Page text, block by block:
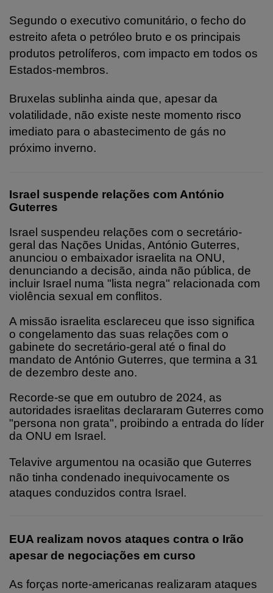
Segundo o executivo comunitário, o fecho do
estreito afeta o petróleo bruto e os principais
produtos petrolíferos, com impacto em todos os
Estados-membros.
Bruxelas sublinha ainda que, apesar da
volatilidade, não existe neste momento risco
imediato para o abastecimento de gás no
próximo inverno.
Israel suspende relações com António
Guterres
Israel suspendeu relações com o secretário-
geral das Nações Unidas, António Guterres,
anunciou o embaixador israelita na ONU,
denunciando a decisão, ainda não pública, de
incluir Israel numa "lista negra" relacionada com
violência sexual em conflitos.
A missão israelita esclareceu que isso significa
o congelamento das suas relações com o
gabinete do secretário-geral até o final do
mandato de António Guterres, que termina a 31
de dezembro deste ano.
Recorde-se que em outubro de 2024, as
autoridades israelitas declararam Guterres como
"persona non grata", proibindo a entrada do líder
da ONU em Israel.
Telavive argumentou na ocasião que Guterres
não tinha condenado inequivocamente os
ataques conduzidos contra Israel.
EUA realizam novos ataques contra o Irão
apesar de negociações em curso
As forças norte-americanas realizaram ataques